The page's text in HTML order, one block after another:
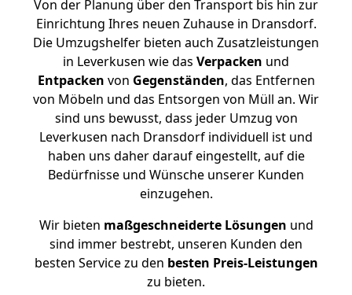
Von der Planung über den Transport bis hin zur
Einrichtung Ihres neuen Zuhause in Dransdorf.
Die Umzugshelfer bieten auch Zusatzleistungen
in Leverkusen wie das Verpacken und
Entpacken von Gegenständen, das Entfernen
von Möbeln und das Entsorgen von Müll an. Wir
sind uns bewusst, dass jeder Umzug von
Leverkusen nach Dransdorf individuell ist und
haben uns daher darauf eingestellt, auf die
Bedürfnisse und Wünsche unserer Kunden
einzugehen.
Wir bieten maßgeschneiderte Lösungen und
sind immer bestrebt, unseren Kunden den
besten Service zu den besten Preis-Leistungen
zu bieten.